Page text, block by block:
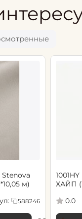
м)
588246
ХАЙП
0.0